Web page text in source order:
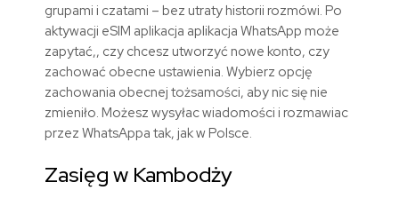
grupami i czatami – bez utraty historii rozmówi. Po
aktywacji eSIM aplikacja aplikacja WhatsApp może
zapytać,, czy chcesz utworzyć nowe konto, czy
zachować obecne ustawienia. Wybierz opcję
zachowania obecnej tożsamości, aby nic się nie
zmieniło. Możesz wysyłac wiadomości i rozmawiac
przez WhatsAppa tak, jak w Polsce.
Zasięg w Kambodży